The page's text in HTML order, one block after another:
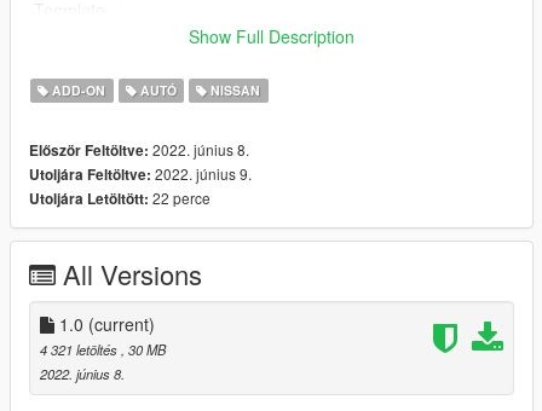
-Paintable interior (in benny´s)
-Functional lights
-Custom colisions
-Drift n arcade handling
Known bugs *
We tried to make this vehicle work with the vanilla euros files,
but the game crashed.
do not reupload or unlock
my discord: ThRash#5189
Show Full Description
ADD-ON AUTÓ NISSAN
Először Feltöltve: 2022. június 8.
Utoljára Feltöltve: 2022. június 9.
Utoljára Letöltött: 22 perce
All Versions
1.0 (current)
4 321 letöltés , 30 MB
2022. június 8.